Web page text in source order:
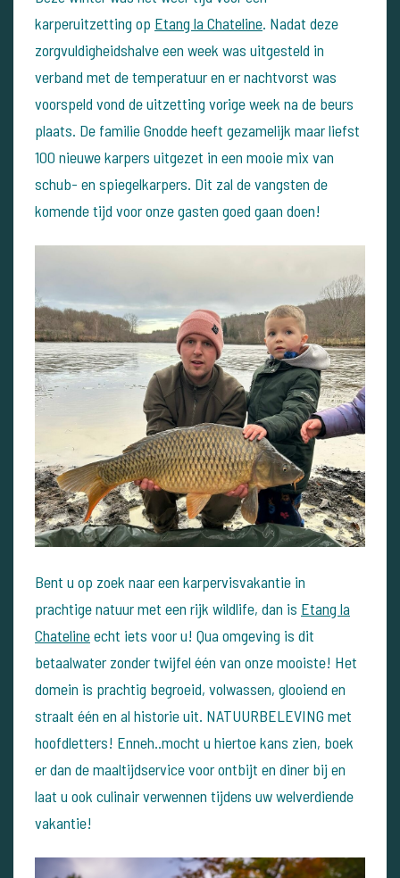
karperuitzetting op Etang la Chateline. Nadat deze
zorgvuldigheidshalve een week was uitgesteld in
verband met de temperatuur en er nachtvorst was
voorspeld vond de uitzetting vorige week na de beurs
plaats. De familie Gnodde heeft gezamelijk maar liefst
100 nieuwe karpers uitgezet in een mooie mix van
schub- en spiegelkarpers. Dit zal de vangsten de
komende tijd voor onze gasten goed gaan doen!
Bent u op zoek naar een karpervisvakantie in
prachtige natuur met een rijk wildlife, dan is Etang la
Chatelineecht iets voor u! Qua omgeving is dit
betaalwater zonder twijfel één van onze mooiste! Het
domein is prachtig begroeid, volwassen, glooiend en
straalt één en al historie uit. NATUURBELEVING met
hoofdletters! Enneh..mocht u hiertoe kans zien, boek
er dan de maaltijdservice voor ontbijt en diner bij en
laat u ook culinair verwennen tijdens uw welverdiende
vakantie!